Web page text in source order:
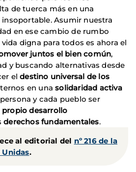
de tuerca más en una
Asumir nuestra
en ese cambio de rumbo
digna para todos es ahora el
juntos el bien común,
y buscando alternativas desde
eldestino universal de los
en unasolidaridad activa
y cada pueblo ser
desarrollo
derechos fundamentales.
al editorial del nº 216 de la
Unidas.